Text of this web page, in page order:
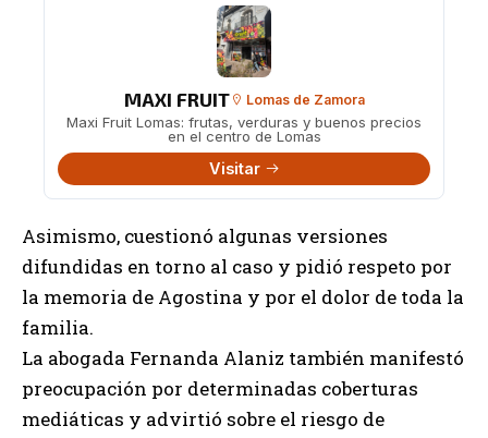
MAXI FRUIT Lomas de Zamora
Maxi Fruit Lomas: frutas, verduras y buenos precios
en el centro de Lomas
Visitar
Asimismo, cuestionó algunas versiones
difundidas en torno al caso y pidió respeto por
la memoria de Agostina y por el dolor de toda la
familia.
La abogada Fernanda Alaniz también manifestó
preocupación por determinadas coberturas
mediáticas y advirtió sobre el riesgo de